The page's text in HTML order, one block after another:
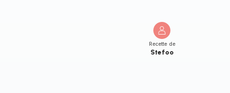
Recette de
Stefoo